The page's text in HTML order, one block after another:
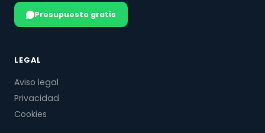
Presupuesto gratis
LEGAL
Aviso legal
Privacidad
Cookies